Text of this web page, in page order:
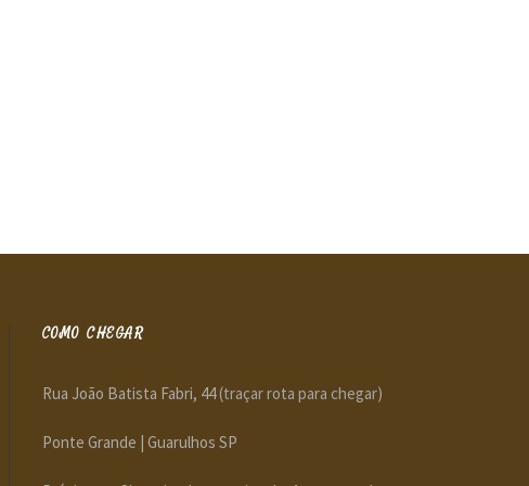
COMO CHEGAR
Rua João Batista Fabri, 44(traçar rota para chegar)
Ponte Grande | Guarulhos SP